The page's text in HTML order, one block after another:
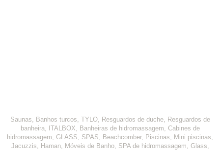
Saunas, Banhos turcos, TYLO, Resguardos de duche, Resguardos de
banheira, ITALBOX, Banheiras de hidromassagem, Cabines de
hidromassagem, GLASS, SPAS, Beachcomber, Piscinas, Mini piscinas,
Jacuzzis, Haman, Móveis de Banho, SPA de hidromassagem, Glass,